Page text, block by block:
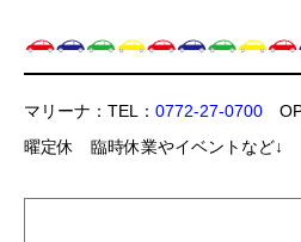
マリーナ：TEL： 0772-27-0700
曜定休 臨時休業やイベントなど↓